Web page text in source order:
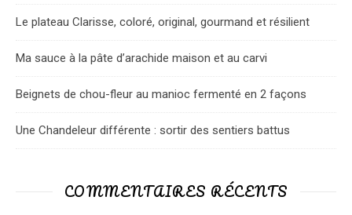
Le plateau Clarisse, coloré, original, gourmand et résilient
Ma sauce à la pâte d’arachide maison et au carvi
Beignets de chou-fleur au manioc fermenté en 2 façons
Une Chandeleur différente : sortir des sentiers battus
COMMENTAIRES RÉCENTS